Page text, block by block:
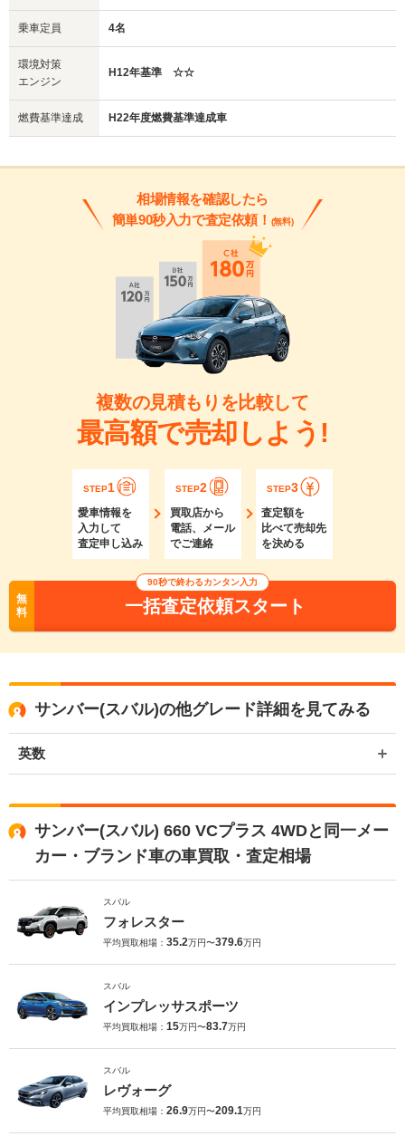
乗車定員 4名
環境対策
エンジン
H12年基準 ☆☆
燃費基準達成 H22年度燃費基準達成車
相場情報を確認したら
簡単90秒入力で査定依頼！ (無料)
複数の見積もりを比較して
最高額で売却しよう!
STEP1
愛車情報を
入力して
査定申し込み
STEP2
買取店から
電話、メール
でご連絡
STEP3
査定額を
比べて売却先
を決める
無
料
90秒で終わるカンタン入力
一括査定依頼スタート
サンバー(スバル)の他グレード詳細を見てみる
英数
サンバー(スバル) 660 VCプラス 4WDと同一メー
カー・ブランド車の車買取・査定相場
スバル
フォレスター
平均買取相場： 35.2万円〜379.6万円
スバル
インプレッサスポーツ
平均買取相場： 15万円〜83.7万円
スバル
レヴォーグ
平均買取相場： 26.9万円〜209.1万円